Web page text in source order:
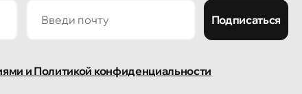
Подписаться
и Политикой конфиденциальности